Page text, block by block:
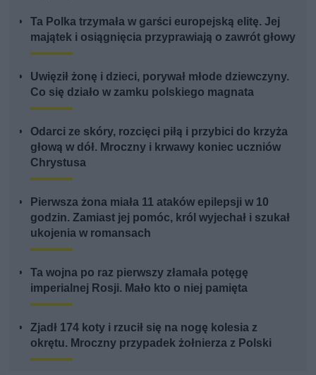
Ta Polka trzymała w garści europejską elitę. Jej
majątek i osiągnięcia przyprawiają o zawrót głowy
Uwięził żonę i dzieci, porywał młode dziewczyny.
Co się działo w zamku polskiego magnata
Odarci ze skóry, rozcięci piłą i przybici do krzyża
głową w dół. Mroczny i krwawy koniec uczniów
Chrystusa
Pierwsza żona miała 11 ataków epilepsji w 10
godzin. Zamiast jej pomóc, król wyjechał i szukał
ukojenia w romansach
Ta wojna po raz pierwszy złamała potęgę
imperialnej Rosji. Mało kto o niej pamięta
Zjadł 174 koty i rzucił się na nogę kolesia z
okrętu. Mroczny przypadek żołnierza z Polski